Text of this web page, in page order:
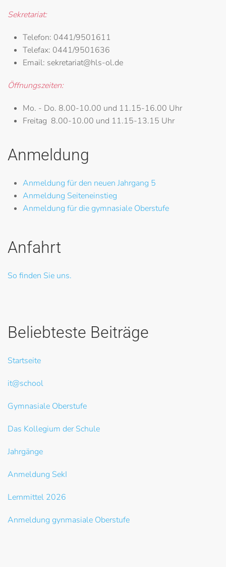
Sekretariat:
Telefon: 0441/9501611
Telefax: 0441/9501636
Email: sekretariat@hls-ol.de
Öffnungszeiten:
Mo. - Do. 8.00-10.00 und 11.15-16.00 Uhr
Freitag 8.00-10.00 und 11.15-13.15 Uhr
Anmeldung
Anmeldung für den neuen Jahrgang 5
Anmeldung Seiteneinstieg
Anmeldung für die gymnasiale Oberstufe
Anfahrt
So finden Sie uns.
Beliebteste Beiträge
Startseite
it@school
Gymnasiale Oberstufe
Das Kollegium der Schule
Jahrgänge
Anmeldung SekI
Lernmittel 2026
Anmeldung gynmasiale Oberstufe